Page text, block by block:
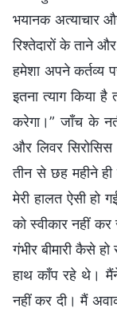
भयानक अत्याचार
रिश्तेदारों के ताने
हमेशा अपने कर्तव्य
इतना त्याग किया
करेगा।” जाँच के
और लिवर
तीन से छह महीने
मेरी हालत ऐसी हो
को स्वीकार नहीं
गंभीर बीमारी कैसे
हाथ काँप रहे थे।
नहीं कर दी। मैं